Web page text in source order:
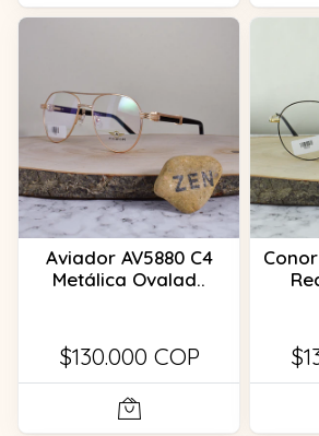
Aviador AV5880 C4
Metálica Ovalad..
$130.000 COP